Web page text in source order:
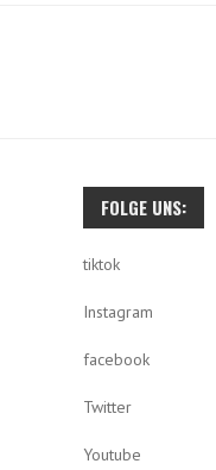
FOLGE UNS:
tiktok
Instagram
facebook
Twitter
Youtube